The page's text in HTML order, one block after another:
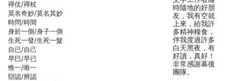
禪仗/禪杖
莫名奇妙/莫名其妙
時問/時間
身於一側/身子一側
生死一發/生死一髮
自已/自己
早巳/早已
惟一/唯一
辯認/辨認
時隨地的好朋
友，我有空就
上來，給我許
多精神糧食，
伴我度過許多
白天黑夜，有
好讀，真好！
非常感謝幕後
團隊。